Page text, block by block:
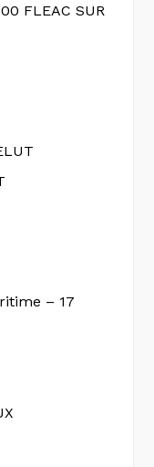
FLEAC SUR
– 17